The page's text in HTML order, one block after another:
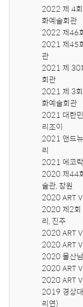
2022 제 4
화예술회관
2022 제46
2021 제45
관
2021 제 30
회관
2021 제 3
화예술회관
2021 대한
리조이
2021 앤드
리
2021 에코
2020 제44
술관, 창원
2020 ART
2020 제2회
리, 진주
2020 ART
2020 ART
2020 울산
2020 ART
2020 ART
2019 경상
리연)